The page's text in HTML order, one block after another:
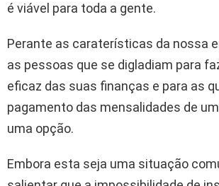
é viável para toda a gente.
Perante as caraterísticas da nossa
as pessoas que se digladiam para
eficaz das suas finanças e para as
pagamento das mensalidades de
uma opção.
Embora esta seja uma situação